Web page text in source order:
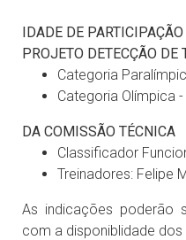
IDADE DE
PROJETO DETECÇÃO DE
Categoria
Categoria Olímpica
DA COMISSÃO TÉCNICA
Classificador
Treinadores: Felipe
As indicações poderão
com a disponiblidade